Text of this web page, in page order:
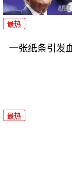
最热
一张纸条引发
最热